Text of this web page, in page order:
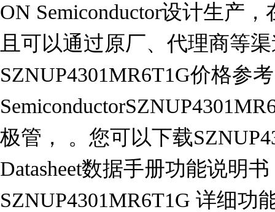
ON Semiconductor设计生产
且可以通过原厂、代理商等
SZNUP4301MR6T1G价格参
极管， 。您可以下载
Datasheet数据手册功能说明
SZNUP4301MR6T1G 详细功